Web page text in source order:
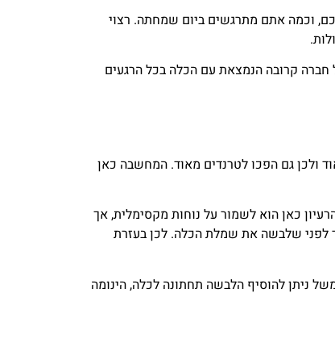
וכמה אתם מתרגשים ביום שמחתה. רצוי
חברה קרובה הנמצאת עם הכלה בכל הרגעים
ולכן גם הפכו לטרנדים מאוד. המחשבה כאן
כאן הוא לשמור על נוחות מקסימלית, אך
לפני שלבשה את שמלת הכלה. לכן בעזרת
ניתן להוסיף הלבשה תחתונה לכלה, הינומה